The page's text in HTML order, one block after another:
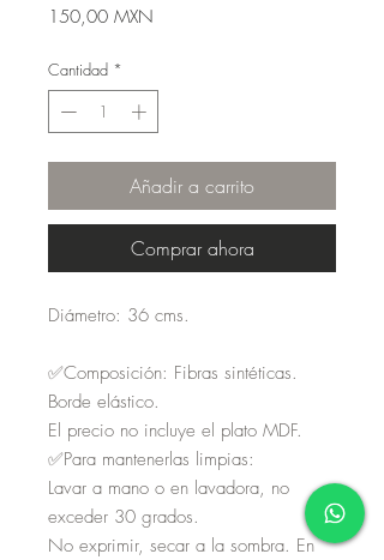
150,00 MXN
Cantidad *
Añadir a carrito
Comprar ahora
Diámetro: 36 cms.
✅Composición: Fibras sintéticas.
Borde elástico.
El precio no incluye el plato MDF.
✅Para mantenerlas limpias:
Lavar a mano o en lavadora, no
exceder 30 grados.
No exprimir, secar a la sombra. En